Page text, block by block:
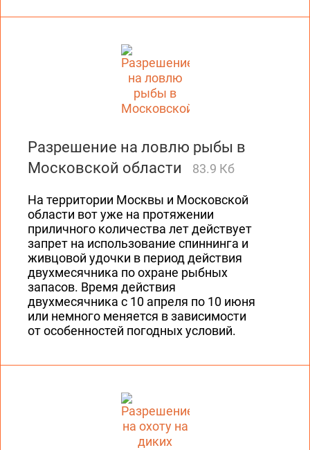
Разрешение на ловлю рыбы в
Московской области
83.9 Кб
На территории Москвы и Московской
области вот уже на протяжении
приличного количества лет действует
запрет на использование спиннинга и
живцовой удочки в период действия
двухмесячника по охране рыбных
запасов. Время действия
двухмесячника с 10 апреля по 10 июня
или немного меняется в зависимости
от особенностей погодных условий.